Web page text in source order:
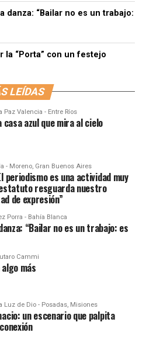
danza: “Bailar no es un trabajo:
la “Porta” con un festejo
LEÍDAS
Paz Valencia - Entre Ríos
casa azul que mira al cielo
- Moreno, Gran Buenos Aires
periodismo es una actividad muy
resguarda nuestro
de expresión”
Porra - Bahía Blanca
“Bailar no es un trabajo: es
Cammi
más
Luz de Dio - Posadas, Misiones
un escenario que palpita